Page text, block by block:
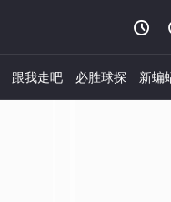

跟我走吧 必胜球探 新蝙